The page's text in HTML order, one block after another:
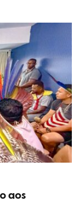
aos